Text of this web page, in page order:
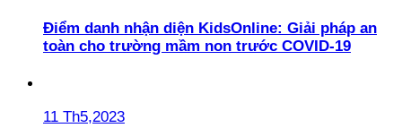
Điểm danh nhận diện KidsOnline: Giải pháp an
toàn cho trường mầm non trước COVID-19
11 Th5,2023